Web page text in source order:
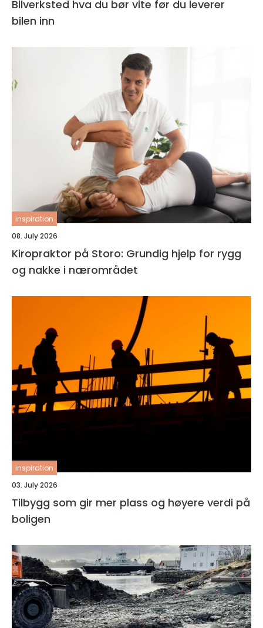
Bilverksted hva du bør vite før du leverer
bilen inn
inspiration
08. July 2026
Kiropraktor på Storo: Grundig hjelp for rygg
og nakke i nærområdet
inspiration
03. July 2026
Tilbygg som gir mer plass og høyere verdi på
boligen